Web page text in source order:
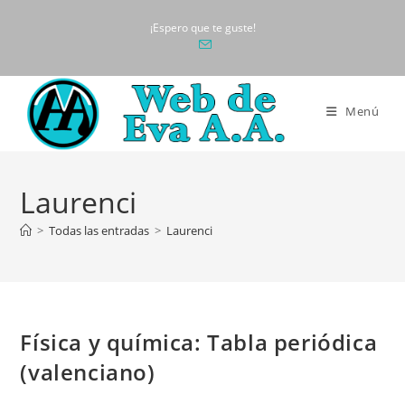
¡Espero que te guste!
Menú
Laurenci
> Todas las entradas > Laurenci
Física y química: Tabla periódica
(valenciano)